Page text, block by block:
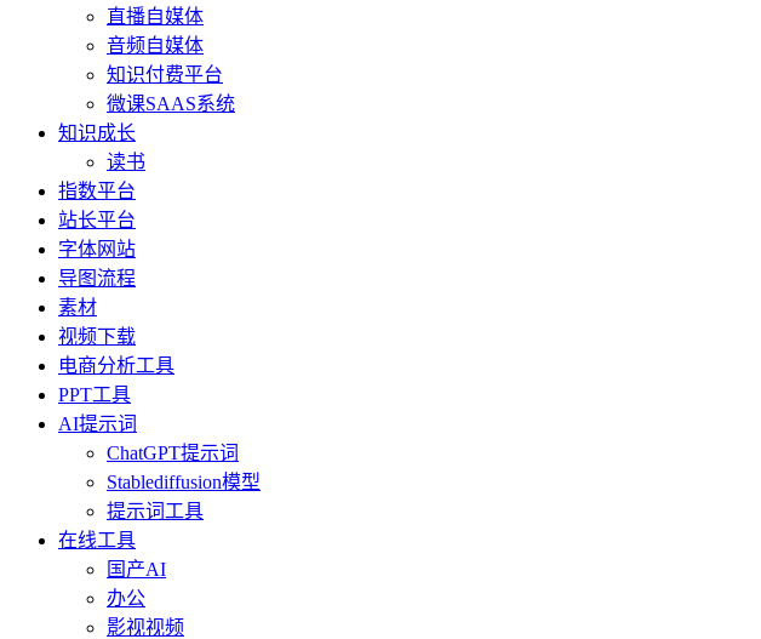
直播自媒体
音频自媒体
知识付费平台
微课SAAS系统
知识成长
读书
指数平台
站长平台
字体网站
导图流程
素材
视频下载
电商分析工具
PPT工具
AI提示词
ChatGPT提示词
Stablediffusion模型
提示词工具
在线工具
国产AI
办公
影视视频